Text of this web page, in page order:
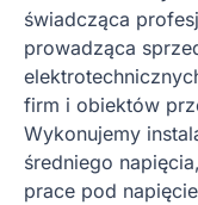
świadcząca
prowadząca
firm i obiektów
Wykonujemy
średniego
prace pod